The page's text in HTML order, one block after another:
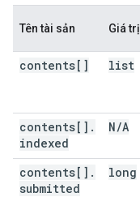
Tên tài sản Giá trị
contents[] list
contents[] .
indexed
N/A
contents[] .
submitted
long